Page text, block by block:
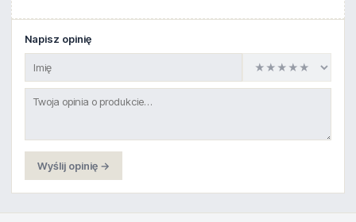
Napisz opinię
Wyślij opinię →